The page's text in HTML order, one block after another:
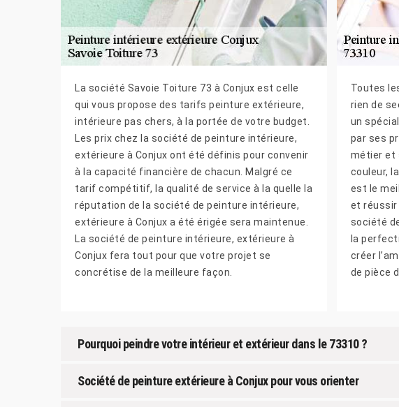
La société Savoie Toiture 73 à Conjux est celle
qui vous propose des tarifs peinture extérieure,
intérieure pas chers, à la portée de votre budget.
Les prix chez la société de peinture intérieure,
extérieure à Conjux ont été définis pour convenir
à la capacité financière de chacun. Malgré ce
tarif compétitif, la qualité de service à la quelle la
réputation de la société de peinture intérieure,
extérieure à Conjux a été érigée sera maintenue.
La société de peinture intérieure, extérieure à
Conjux fera tout pour que votre projet se
concrétise de la meilleure façon.
Toutes
rien de
un
par ses
métier et
couleur,
est le
et réussir
société
la
créer
de pièce
Pourquoi peindre votre intérieur et extérieur dans le 73310 ?
Société de peinture extérieure à Conjux pour vous orienter